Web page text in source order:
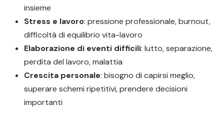
insieme
Stress e lavoro: pressione professionale, burnout,
difficoltà di equilibrio vita-lavoro
Elaborazione di eventi difficili: lutto, separazione,
perdita del lavoro, malattia
Crescita personale: bisogno di capirsi meglio,
superare schemi ripetitivi, prendere decisioni
importanti